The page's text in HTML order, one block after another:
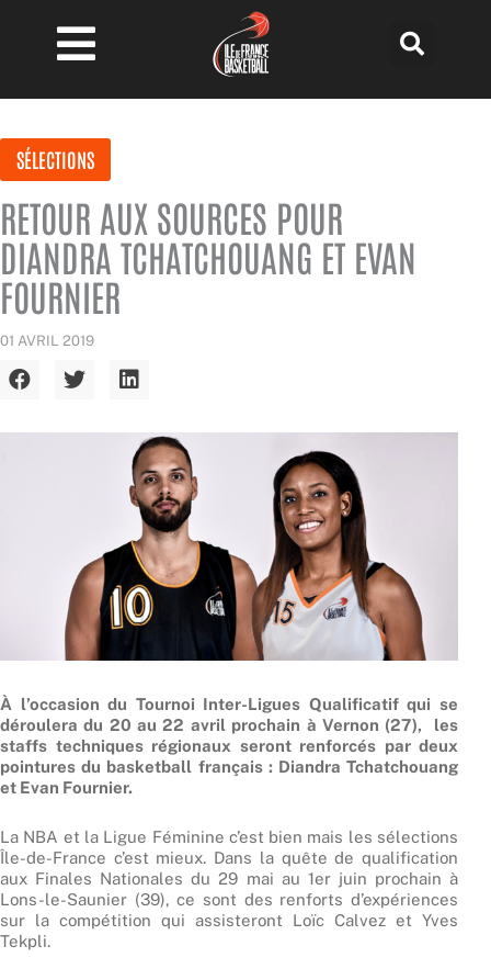
contenu
SÉLECTIONS
RETOUR AUX SOURCES POUR
DIANDRA TCHATCHOUANG ET EVAN
FOURNIER
01 AVRIL 2019
À l’occasion du Tournoi Inter-Ligues Qualificatif qui se
déroulera du 20 au 22 avril prochain à Vernon (27), les
staffs techniques régionaux seront renforcés par deux
pointures du basketball français : Diandra Tchatchouang
et Evan Fournier.
La NBA et la Ligue Féminine c’est bien mais les sélections
Île-de-France c’est mieux. Dans la quête de qualification
aux Finales Nationales du 29 mai au 1er juin prochain à
Lons-le-Saunier (39), ce sont des renforts d’expériences
sur la compétition qui assisteront Loïc Calvez et Yves
Tekpli.